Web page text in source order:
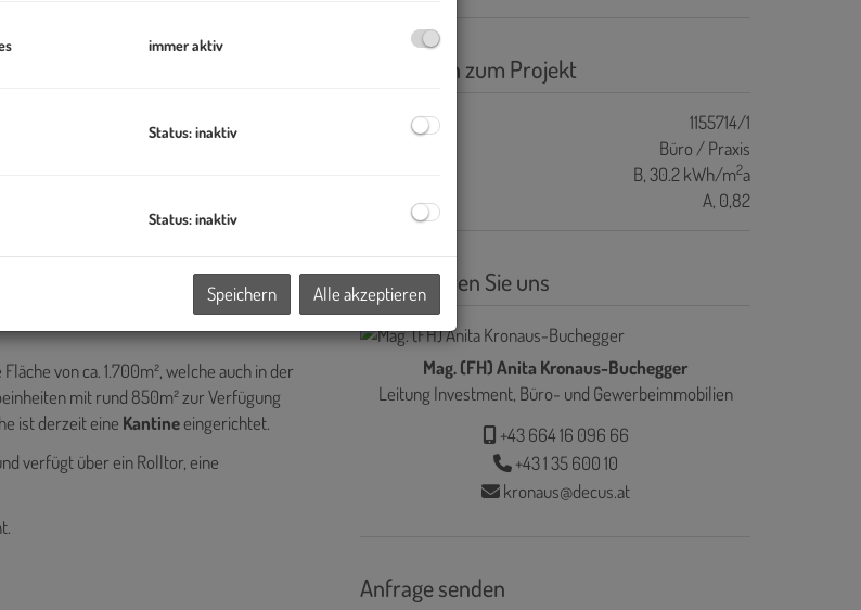
im Süden von St. Pölten. Zur Vermietung
Freiflächenals auch
von ca. 1.700m², welche auch in der
mit rund 850m² zur Verfügung
ist derzeit eine Kantineeingerichtet.
verfügt über ein Rolltor, eine
Basisdaten zum Projekt
Projektnr.
1155714/1
Büro / Praxis
B, 30.2 kWh/m2a
A, 0,82
Kontaktieren Sie uns
Mag. (FH) Anita Kronaus-Buchegger
Leitung Investment, Büro- und Gewerbeimmobilien
+43 664 16 096 66
+43 1 35 600 10
kronaus@decus.at
Anfrage senden
immer aktiv
Status: inaktiv
Status: inaktiv
Speichern Alle akzeptieren